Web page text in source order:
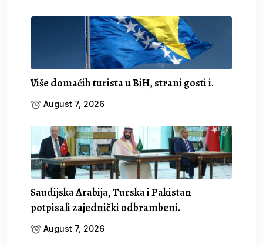
Više domaćih turista u BiH, strani gosti i.
August 7, 2026
Saudijska Arabija, Turska i Pakistan
potpisali zajednički odbrambeni.
August 7, 2026